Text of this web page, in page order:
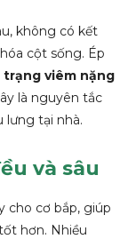
không có kết
cột sống. Ép
trạng viêm nặng
là nguyên tắc
lưng tại nhà.
và sâu
cho cơ bắp, giúp
hơn. Nhiều